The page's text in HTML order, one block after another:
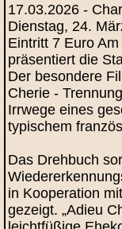
17.03.2026 -
Dienstag, 24.
Eintritt 7 Euro
präsentiert die
Der besondere
Cherie -
Irrwege eines
typischem
Das Drehbuch
in Kooperation
gezeigt. „Adieu